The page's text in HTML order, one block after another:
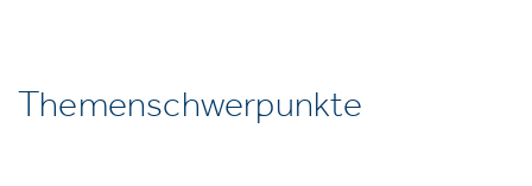
Themenschwerpunkte